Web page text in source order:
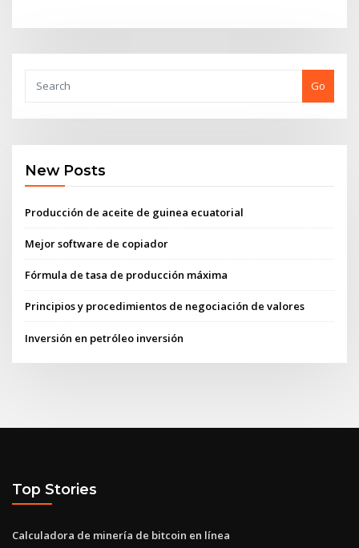
Go
New Posts
Producción de aceite de guinea ecuatorial
Mejor software de copiador
Fórmula de tasa de producción máxima
Principios y procedimientos de negociación de valores
Inversión en petróleo inversión
Top Stories
Calculadora de minería de bitcoin en línea